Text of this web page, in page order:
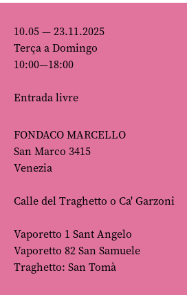
10.05 — 23.11.2025
Terça a Domingo
10:00—18:00
Entrada livre
FONDACO MARCELLO
San Marco 3415
Venezia
Calle del Traghetto o Ca' Garzoni
Vaporetto 1 Sant Angelo
Vaporetto 82 San Samuele
Traghetto: San Tomà